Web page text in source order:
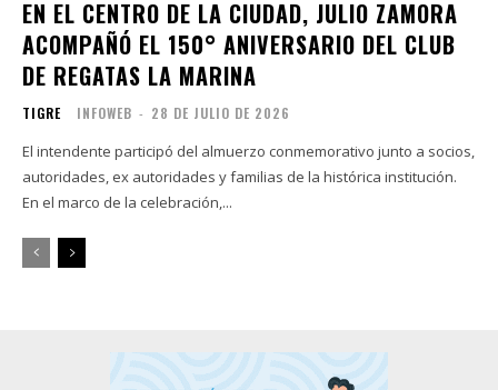
EN EL CENTRO DE LA CIUDAD, JULIO ZAMORA
ACOMPAÑÓ EL 150° ANIVERSARIO DEL CLUB
DE REGATAS LA MARINA
TIGRE INFOWEB - 28 DE JULIO DE 2026
El intendente participó del almuerzo conmemorativo junto a socios,
autoridades, ex autoridades y familias de la histórica institución.
En el marco de la celebración,...